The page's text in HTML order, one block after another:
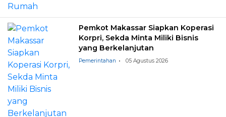
Pemkot Makassar Siapkan Koperasi
Korpri, Sekda Minta Miliki Bisnis
yang Berkelanjutan
Pemerintahan 05 Agustus 2026